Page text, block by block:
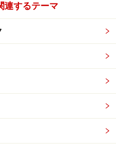
光スポット巡りに、ビアガ
ます。ただし、参加時の自
ンがついていないタイプに
使い物にならなくなってし
大人 49ユーロ～）
連するテーマ